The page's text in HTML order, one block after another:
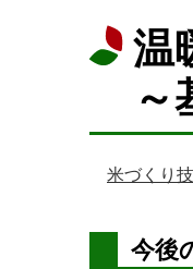
温
～
米づくり
今後